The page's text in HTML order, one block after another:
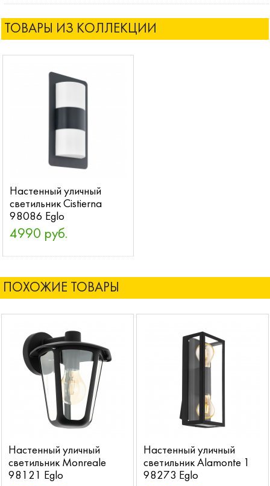
ТОВАРЫ ИЗ КОЛЛЕКЦИИ
Настенный уличный
светильник Cistierna
98086 Eglo
4990 руб.
ПОХОЖИЕ ТОВАРЫ
Настенный уличный
светильник Monreale
98121 Eglo
Настенный уличный
светильник Alamonte 1
98273 Eglo